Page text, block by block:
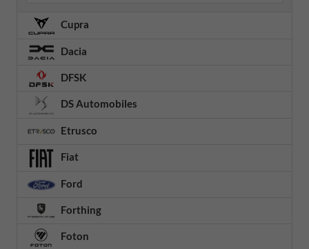
Cupra
Dacia
DFSK
DS Automobiles
Etrusco
Fiat
Ford
Forthing
Foton